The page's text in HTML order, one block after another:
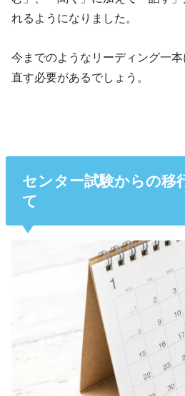
れるようになりました。
今までのようなリーディング一
直す必要があるでしょう。
センター試験からの移
て